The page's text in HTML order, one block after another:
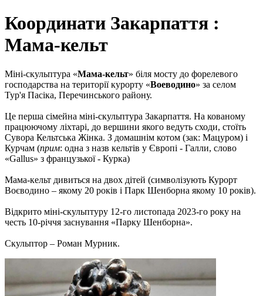
Координати Закарпаття :
Мама-кельт
Міні-скульптура «Мама-кельт» біля мосту до форелевого
господарства на території курорту «Воеводино» за селом
Тур'я Пасіка, Перечинського району.
Це перша сімейна міні-скульптура Закарпаття. На кованому
працюючому ліхтарі, до вершини якого ведуть сходи, стоїть
Сувора Кельтська Жінка. З домашнім котом (зак: Мацуром) і
Курчам (прим: одна з назв кельтів у Європі - Галли, слово
«Gallus» з французької - Курка)
Мама-кельт дивиться на двох дітей (символізують Курорт
Воєводино – якому 20 років і Парк Шенборна якому 10 років).
Відкрито міні-скульптуру 12-го листопада 2023-го року на
честь 10-річчя заснування «Парку Шенборна».
Скульптор – Роман Мурник.